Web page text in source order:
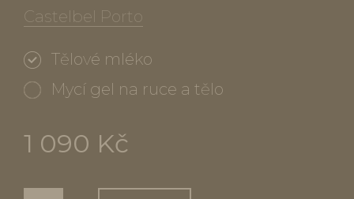
Castelbel Porto
Tělové mléko
Mycí gel na ruce a tělo
1 090 Kč